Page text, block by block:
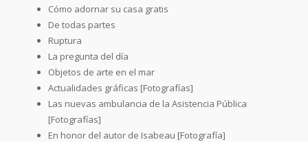
Cómo adornar su casa gratis
De todas partes
Ruptura
La pregunta del día
Objetos de arte en el mar
Actualidades gráficas [Fotografías]
Las nuevas ambulancia de la Asistencia Pública
[Fotografías]
En honor del autor de Isabeau [Fotografía]